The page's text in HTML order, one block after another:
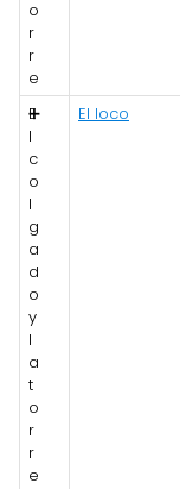
o
r
r
e
E
l
c
o
l
g
a
d
o
y
l
a
t
o
r
r
e
➕ El loco